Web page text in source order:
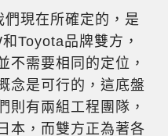
現在所確定的，是
Toyota品牌雙方，
不需要相同的定位，
念是可行的，這底盤
則有兩組工程團隊，
本，而雙方正為著各